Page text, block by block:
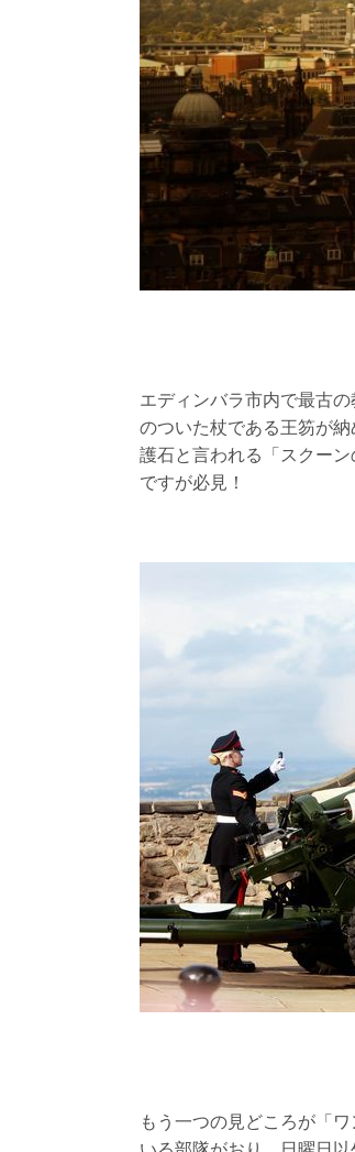
エディンバラ市内で最古
のついた杖である王笏が
護石と言われる「スクー
ですが必見！
もう一つの見どころが「